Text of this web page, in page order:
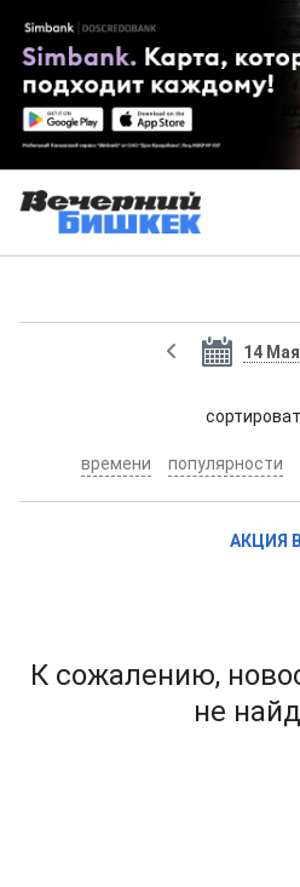
14
времени популярности
АКЦИЯ
К сожалению,
не